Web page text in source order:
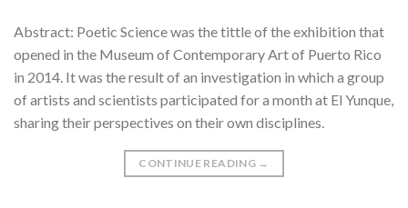
Abstract: Poetic Science was the tittle of the exhibition that
opened in the Museum of Contemporary Art of Puerto Rico
in 2014. It was the result of an investigation in which a group
of artists and scientists participated for a month at El Yunque,
sharing their perspectives on their own disciplines.
CONTINUE READING →